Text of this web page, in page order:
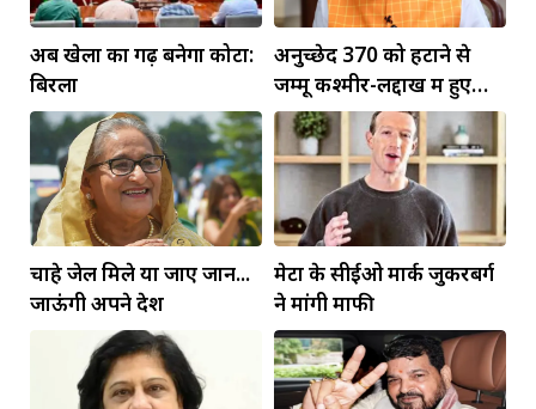
अब खेलों का गढ़ बनेगा कोटा:
बिरला
अनुच्छेद 370 को हटाने से
जम्मू कश्मीर-लद्दाख में हुए
व्यापक बदलाव: PM मोदी
चाहे जेल मिले या जाए जान...
जाऊंगी अपने देश
मेटा के सीईओ मार्क जुकरबर्ग
ने मांगी माफी